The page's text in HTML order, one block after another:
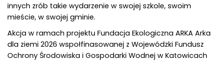
innych zrób takie wydarzenie w swojej szkole, swoim
mieście, w swojej gminie.
Akcja w ramach projektu Fundacja Ekologiczna ARKA Arka
dla ziemi 2026 wspołfinasowanej z Wojewódzki Fundusz
Ochrony Środowiska i Gospodarki Wodnej w Katowicach